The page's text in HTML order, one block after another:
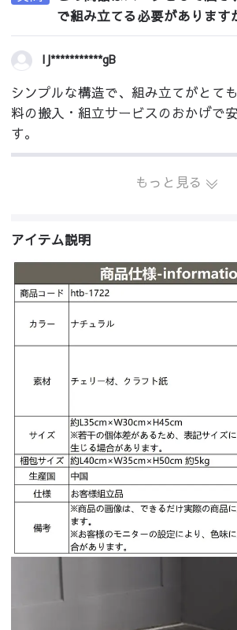
で組み立てる必要があります
IJ***********gB
シンプルな構造で、組み立てがとて
料の搬入・組立サービスのおかげで
す。
もっと見る
アイテム説明